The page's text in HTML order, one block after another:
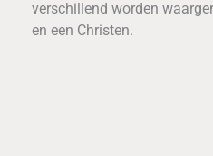
verschillend worden
en een Christen.